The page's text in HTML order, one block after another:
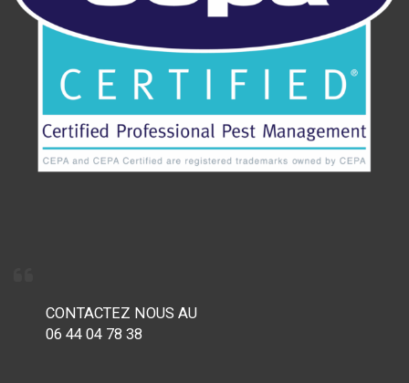
CONTACTEZ NOUS AU
06 44 04 78 38